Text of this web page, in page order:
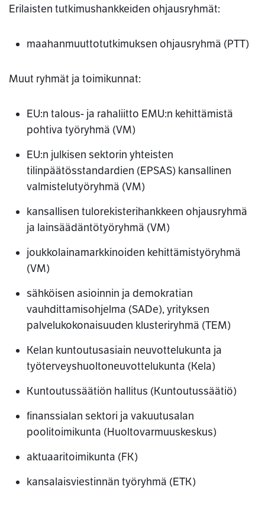
Erilaisten tutkimushankkeiden ohjausryhmät:
maahanmuuttotutkimuksen ohjausryhmä (PTT)
Muut ryhmät ja toimikunnat:
EU:n talous- ja rahaliitto EMU:n kehittämistä
pohtiva työryhmä (VM)
EU:n julkisen sektorin yhteisten
tilinpäätösstandardien (EPSAS) kansallinen
valmistelutyöryhmä (VM)
kansallisen tulorekisterihankkeen ohjausryhmä
ja lainsäädäntötyöryhmä (VM)
joukkolainamarkkinoiden kehittämistyöryhmä
(VM)
sähköisen asioinnin ja demokratian
vauhdittamisohjelma (SADe), yrityksen
palvelukokonaisuuden klusteriryhmä (TEM)
Kelan kuntoutusasiain neuvottelukunta ja
työterveyshuoltoneuvottelukunta (Kela)
Kuntoutussäätiön hallitus (Kuntoutussäätiö)
finanssialan sektori ja vakuutusalan
poolitoimikunta (Huoltovarmuuskeskus)
aktuaaritoimikunta (FK)
kansalaisviestinnän työryhmä (ETK)